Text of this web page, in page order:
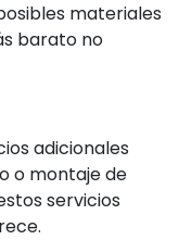
materiales
barato no
adicionales
o montaje de
servicios